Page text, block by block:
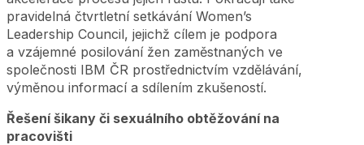
pravidelná čtvrtletní setkávání Women’s
Leadership Council, jejichž cílem je podpora
a vzájemné posilování žen zaměstnaných ve
společnosti IBM ČR prostřednictvím vzdělávání,
výměnou informací a sdílením zkušeností.
Řešení šikany či sexuálního obtěžování na
pracovišti